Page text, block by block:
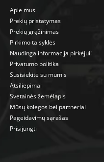
Apie mus
Prekių pristatymas
Prekių grąžinimas
Pirkimo taisyklės
Naudinga informacija pirkėjui!
Privatumo politika
Susisiekite su mumis
Atsiliepimai
Svetainės žemėlapis
Mūsų kolegos bei partneriai
Pageidavimų sąrašas
Prisijungti